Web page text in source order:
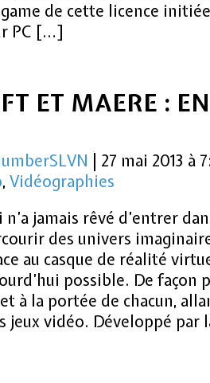
de cette licence
PC […]
ET MAERE :
27 mai 2013 à
, Vidéographies
n’a jamais rêvé d’entrer
des univers
au casque de réalité
possible. De façon
à la portée de chacun,
jeux vidéo. Développé